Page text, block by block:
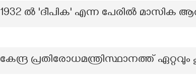
1932 ൽ 'ദീപിക' എന്ന പേരിൽ മാസിക
കേന്ദ്ര പ്രതിരോധമന്ത്രിസ്ഥാനത്ത്